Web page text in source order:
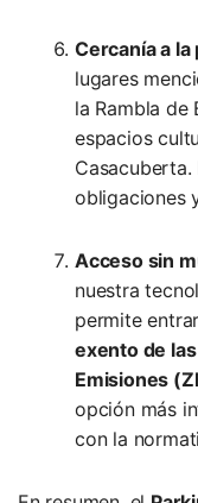
Cercanía a la
lugares
la Rambla de
espacios
obligaciones
Acceso sin
nuestra
permite
exento de
Emisiones
opción más
con la